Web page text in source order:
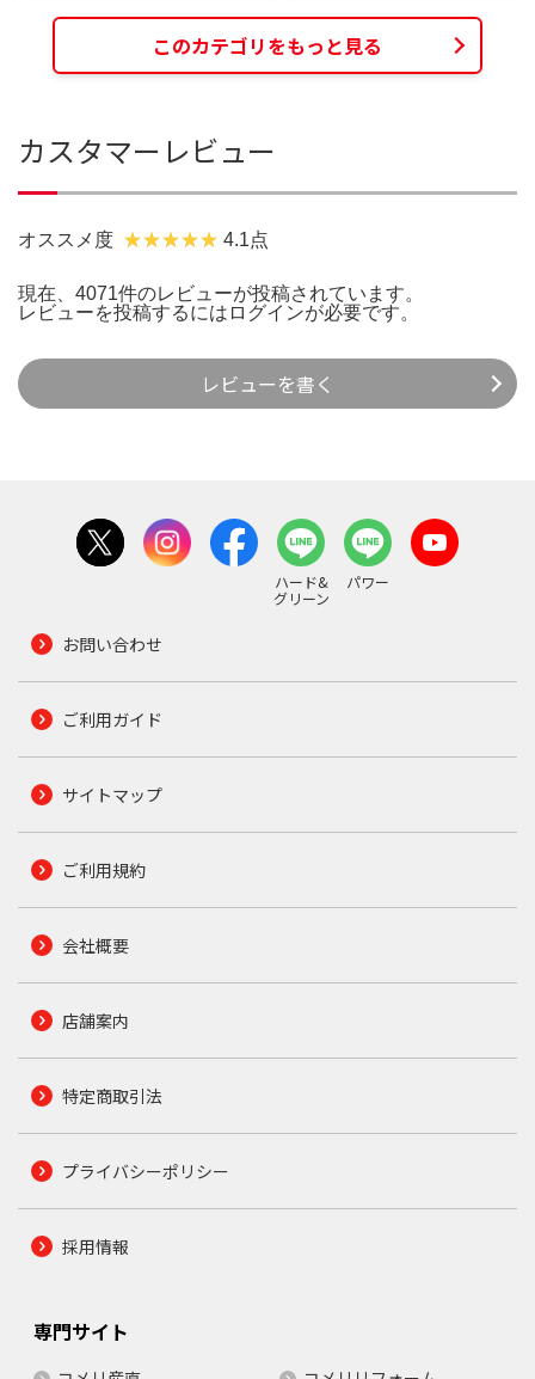
このカテゴリをもっと見る
カスタマーレビュー
オススメ度 4.1点
現在、4071件のレビューが投稿されています。
レビューを投稿するには ログインが必要です。
レビューを書く
ハード&
グリーン
パワー
お問い合わせ
ご利用ガイド
サイトマップ
ご利用規約
会社概要
店舗案内
特定商取引法
プライバシーポリシー
採用情報
専門サイト